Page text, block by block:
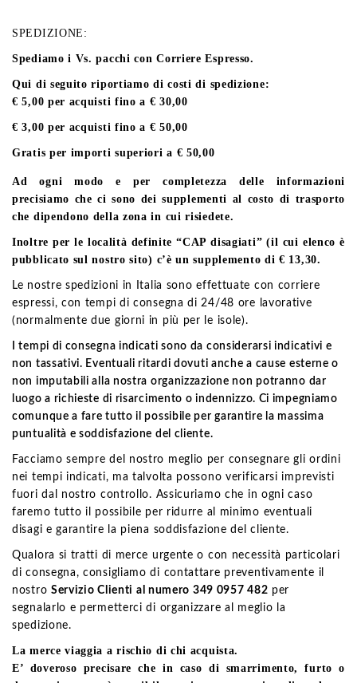
SPEDIZIONE:
Spediamo i Vs. pacchi con Corriere Espresso.
Qui di seguito riportiamo di costi di spedizione:
€ 5,00 per acquisti fino a € 30,00
€ 3,00 per acquisti fino a € 50,00
Gratis per importi superiori a € 50,00
Ad ogni modo e per completezza delle informazioni
precisiamo che ci sono dei supplementi al costo di trasporto
che dipendono della zona in cui risiedete.
Inoltre per le località definite“CAP disagiati” (il cui elenco è
pubblicato sul nostro sito) c’è un supplemento di € 13,30.
Le nostre spedizioni in Italia sono effettuate con corriere
espressi, con tempi di consegna di 24/48 ore lavorative
(normalmente due giorni in più per le isole).
I tempi di consegna indicati sono da considerarsi indicativi e
non tassativi. Eventuali ritardi dovuti anche a cause esterne o
non imputabili alla nostra organizzazione non potranno dar
luogo a richieste di risarcimento o indennizzo. Ci impegniamo
comunque a fare tutto il possibile per garantire la massima
puntualità e soddisfazione del cliente.
Facciamo sempre del nostro meglio per consegnare gli ordini
nei tempi indicati, ma talvolta possono verificarsi imprevisti
fuori dal nostro controllo. Assicuriamo che in ogni caso
faremo tutto il possibile per ridurre al minimo eventuali
disagi e garantire la piena soddisfazione del cliente.
Qualora si tratti di merce urgente o con necessità particolari
di consegna, consigliamo di contattare preventivamente il
nostro Servizio Clienti al numero 349 0957 482 per
segnalarlo e permetterci di organizzare al meglio la
spedizione.
La merce viaggia a rischio di chi acquista.
E’ doveroso precisare che in caso di smarrimento, furto o